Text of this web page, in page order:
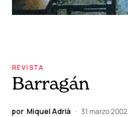
REVISTA
Barragán
por Miquel Adrià 31 marzo 2002